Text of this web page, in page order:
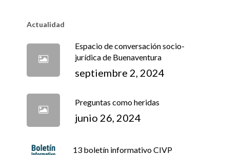
Actualidad
Espacio de conversación socio-
jurídica de Buenaventura
septiembre 2, 2024
Preguntas como heridas
junio 26, 2024
13 boletín informativo CIVP